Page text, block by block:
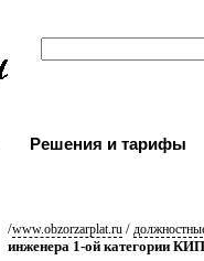
Решения и тарифы
/www.obzorzarplat.ru /
инженера 1-ой категории